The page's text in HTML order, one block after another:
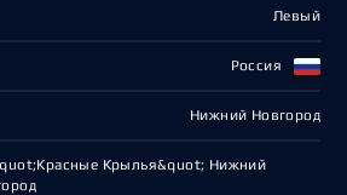
Левый
Россия
Нижний Новгород
Крылья&quot; Нижний